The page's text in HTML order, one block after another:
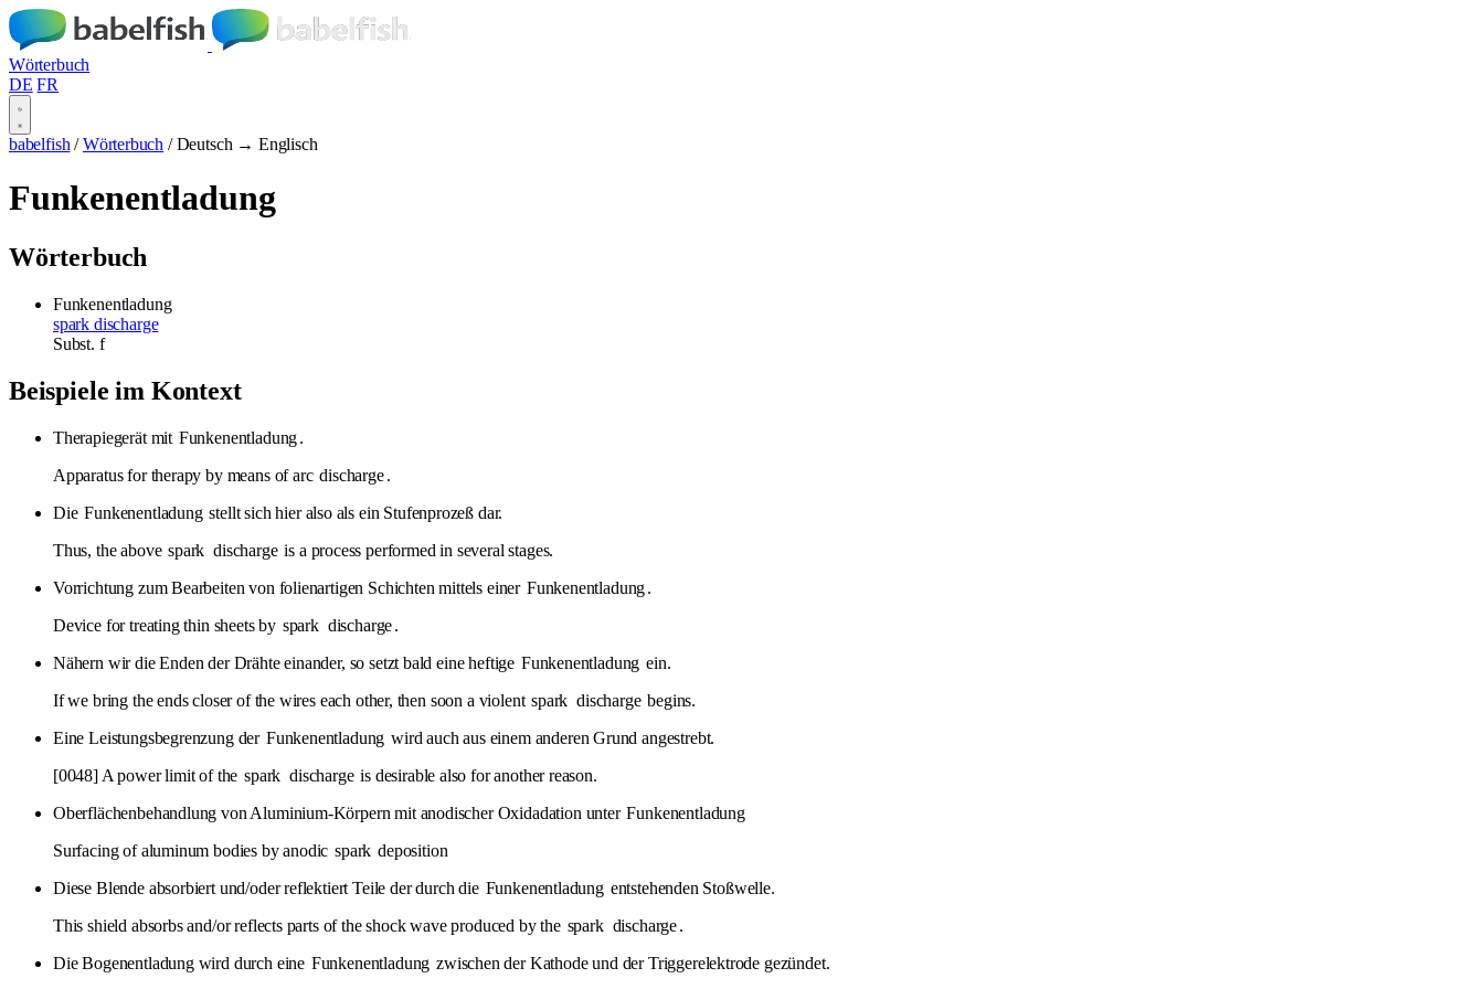
Wörterbuch
DE FR
babelfish / Wörterbuch / Deutsch → Englisch
Funkenentladung
Wörterbuch
Funkenentladung
spark discharge
Subst. f
Beispiele im Kontext
Therapiegerät mit Funkenentladung.
Apparatus for therapy by means of arc discharge.
Die Funkenentladung stellt sich hier also als ein Stufenprozeß dar.
Thus, the above spark discharge is a process performed in several stages.
Vorrichtung zum Bearbeiten von folienartigen Schichten mittels einer Funkenentladung.
Device for treating thin sheets by spark discharge.
Nähern wir die Enden der Drähte einander, so setzt bald eine heftige Funkenentladung ein.
If we bring the ends closer of the wires each other, then soon a violent spark discharge begins.
Eine Leistungsbegrenzung der Funkenentladung wird auch aus einem anderen Grund angestrebt.
[0048] A power limit of the spark discharge is desirable also for another reason.
Oberflächenbehandlung von Aluminium-Körpern mit anodischer Oxidadation unter Funkenentladung
Surfacing of aluminum bodies by anodic spark deposition
Diese Blende absorbiert und/oder reflektiert Teile der durch die Funkenentladung entstehenden Stoßwelle.
This shield absorbs and/or reflects parts of the shock wave produced by the spark discharge.
Die Bogenentladung wird durch eine Funkenentladung zwischen der Kathode und der Triggerelektrode gezündet.